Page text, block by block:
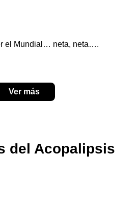
el Mundial… neta, neta….
Ver más
del Acopalipsis